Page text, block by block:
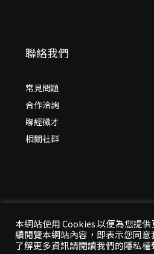
聯絡我們
常見問題
合作洽詢
聯經徵才
相關社群
© 2026 年聯經出版：思考，
本網站使用 Cookies 以便為您提
續閱覽本網站內容，即表示您同
了解更多資訊請閱讀我們的隱私權